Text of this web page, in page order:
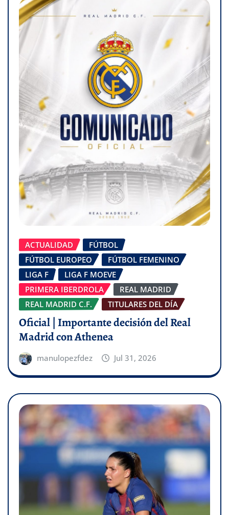
ACTUALIDAD
FÚTBOL
FÚTBOL EUROPEO
FÚTBOL FEMENINO
LIGA F
LIGA F MOEVE
PRIMERA IBERDROLA
REAL MADRID
REAL MADRID C.F.
TITULARES DEL DÍA
Oficial | Importante decisión del Real
Madrid con Athenea
manulopezfdez Jul 31, 2026